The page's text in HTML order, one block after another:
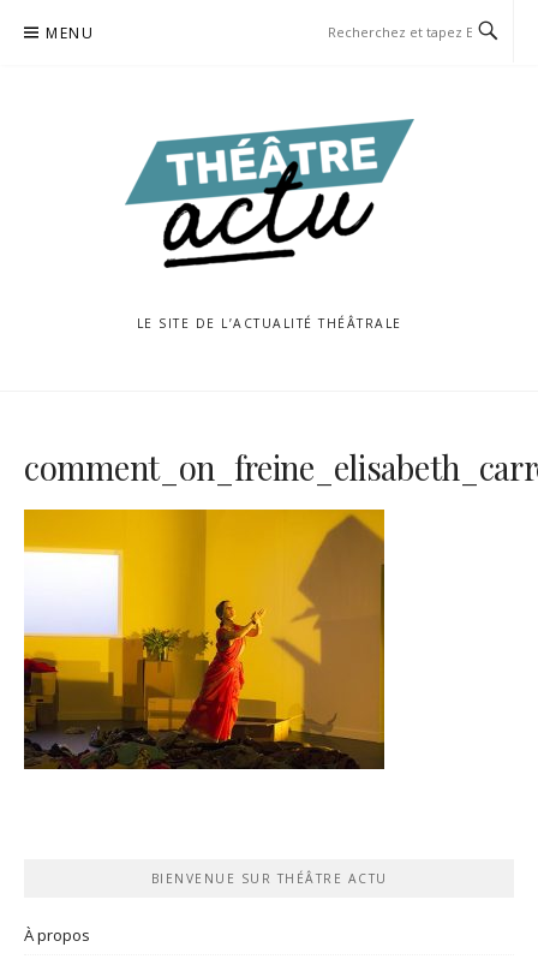
MENU
LE SITE DE L’ACTUALITÉ THÉÂTRALE
BIENVENUE SUR THÉÂTRE ACTU
À propos